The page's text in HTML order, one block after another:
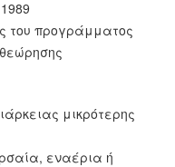
του προγράμματος
μικρότερης
εναέρια ή